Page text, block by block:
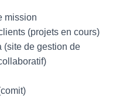
mission
(projets en cours)
(site de gestion de